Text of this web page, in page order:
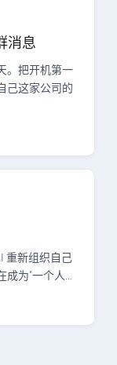
消息
。把开机第一
己这家公司的
重新组织自己
为"一个人…